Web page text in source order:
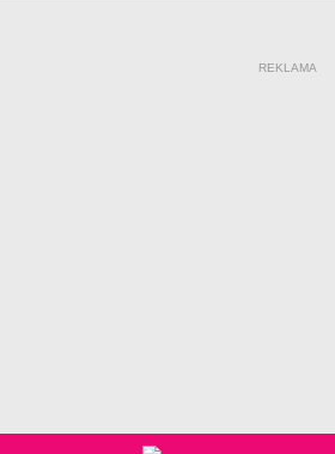
REKLAMA